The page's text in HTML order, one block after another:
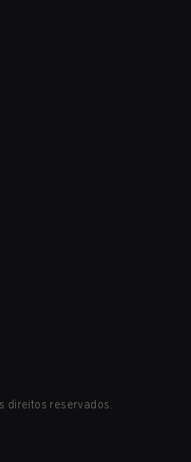
direitos reservados.